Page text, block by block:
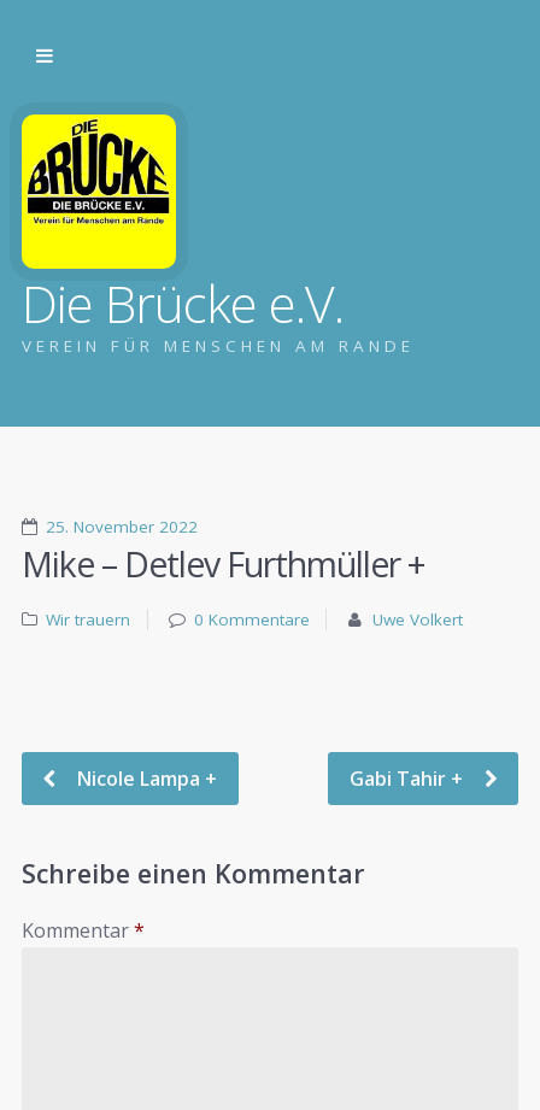
Die Brücke e.V.
VEREIN FÜR MENSCHEN AM RANDE
25. November 2022
Mike – Detlev Furthmüller +
Wir trauern 0 Kommentare Uwe Volkert
Nicole Lampa + Gabi Tahir +
Schreibe einen Kommentar
Kommentar*